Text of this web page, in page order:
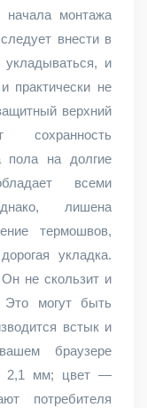
монтажа
внести в
и
практически не
верхний
сохранность
пола на долгие
всеми
лишена
термошвов,
укладка.
не скользит и
могут быть
встык и
браузере
2,1 мм; цвет —
потребителя